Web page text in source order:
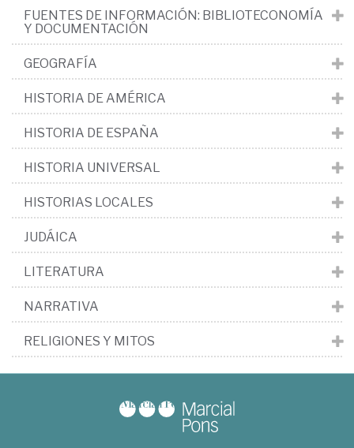
FUENTES DE INFORMACIÓN: BIBLIOTECONOMÍA
Y DOCUMENTACIÓN
GEOGRAFÍA
HISTORIA DE AMÉRICA
HISTORIA DE ESPAÑA
HISTORIA UNIVERSAL
HISTORIAS LOCALES
JUDÁICA
LITERATURA
NARRATIVA
RELIGIONES Y MITOS